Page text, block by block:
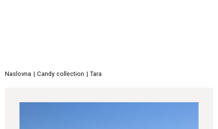
Naslovna | Candy collection | Tara